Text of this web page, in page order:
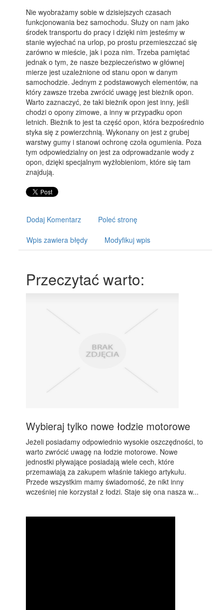
Nie wyobrażamy sobie w dzisiejszych czasach
funkcjonowania bez samochodu. Służy on nam jako
środek transportu do pracy i dzięki nim jesteśmy w
stanie wyjechać na urlop, po prostu przemieszczać się
zarówno w mieście, jak i poza nim. Trzeba pamiętać
jednak o tym, że nasze bezpieczeństwo w głównej
mierze jest uzależnione od stanu opon w danym
samochodzie. Jednym z podstawowych elementów, na
który zawsze trzeba zwrócić uwagę jest bieżnik opon.
Warto zaznaczyć, że taki bieżnik opon jest inny, jeśli
chodzi o opony zimowe, a inny w przypadku opon
letnich. Bieżnik to jest ta część opon, która bezpośrednio
styka się z powierzchnią. Wykonany on jest z grubej
warstwy gumy i stanowi ochronę czoła ogumienia. Poza
tym odpowiedzialny on jest za odprowadzanie wody z
opon, dzięki specjalnym wyżłobieniom, które się tam
znajdują.
Dodaj Komentarz Poleć stronę
Wpis zawiera błędy Modyfikuj wpis
Przeczytać warto:
Wybieraj tylko nowe łodzie motorowe
Jeżeli posiadamy odpowiednio wysokie oszczędności, to
warto zwrócić uwagę na łodzie motorowe. Nowe
jednostki pływające posiadają wiele cech, które
przemawiają za zakupem właśnie takiego artykułu.
Przede wszystkim mamy świadomość, że nikt inny
wcześniej nie korzystał z łodzi. Staje się ona nasza w...